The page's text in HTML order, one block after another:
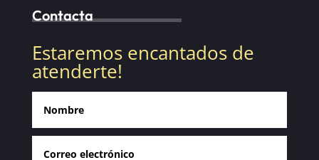
Contacta
Estaremos encantados de
atenderte!